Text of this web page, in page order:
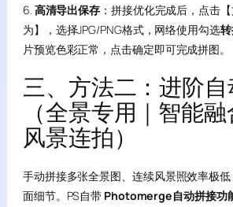
6.高清导出保存 ：拼接优化完成后，点击
为】，选择JPG/PNG格式，网络使用勾选
片预览色彩正常，点击确定即可完成拼图。
三、方法二：进阶
（全景专用｜智能
风景连拍）
手动拼接多张全景图、连续风景照效率极
面细节。PS自带 Photomerge自动拼接功